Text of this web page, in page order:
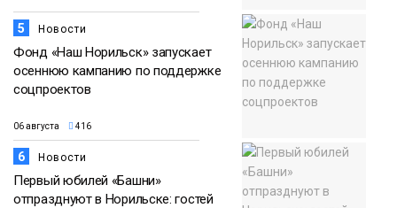
5 Новости
Фонд «Наш Норильск» запускает
осеннюю кампанию по поддержке
соцпроектов
06 августа 416
6 Новости
Первый юбилей «Башни»
отпразднуют в Норильске: гостей